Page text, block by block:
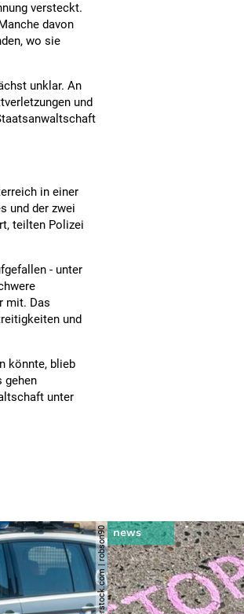
versteckt.
davon
wo sie
unklar. An
und
in einer
und der zwei
teilten Polizei
- unter
mit. Das
und
könnte, blieb
gehen
unter
© shutterstock.com | robson90